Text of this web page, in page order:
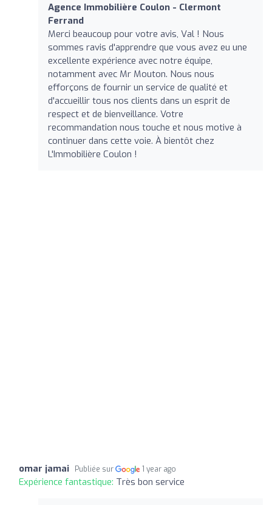
Agence Immobilière Coulon - Clermont
Ferrand
Merci beaucoup pour votre avis, Val ! Nous
sommes ravis d'apprendre que vous avez eu une
excellente expérience avec notre équipe,
notamment avec Mr Mouton. Nous nous
efforçons de fournir un service de qualité et
d'accueillir tous nos clients dans un esprit de
respect et de bienveillance. Votre
recommandation nous touche et nous motive à
continuer dans cette voie. À bientôt chez
L'Immobilière Coulon !
omar jamai Publiée sur 1 year ago
Expérience fantastique: Très bon service